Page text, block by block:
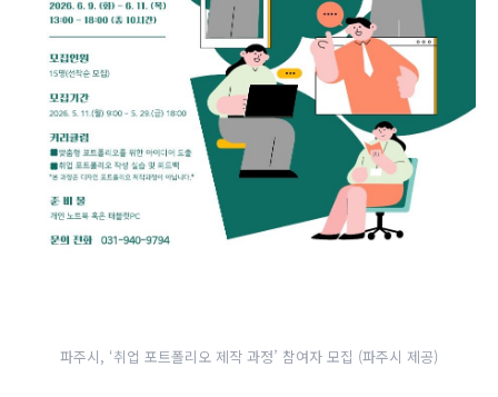
파주시, ‘취업 포트폴리오 제작 과정’ 참여자 모집 (파주시 제공)